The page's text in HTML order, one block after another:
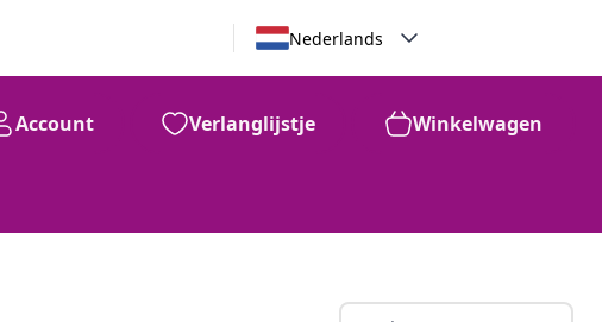
Nederlands
Account Verlanglijstje Winkelwagen